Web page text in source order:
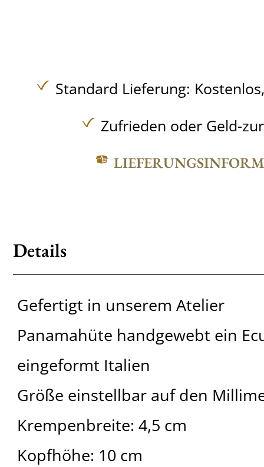
Standard Lieferung:
Zufrieden oder Geld-
Details
Gefertigt in unserem Atelier
Panamahüte handgewebt ein
eingeformt Italien
Größe einstellbar auf den
Krempenbreite: 4,5 cm
Kopfhöhe: 10 cm